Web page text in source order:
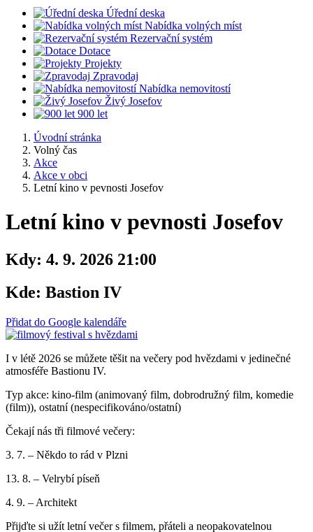
Úřední deska
Nabídka volných míst
Rezervační systém
Dotace
Projekty
Zpravodaj
Nabídka nemovitostí
Živý Josefov
900 let
Úvodní stránka
Volný čas
Akce
Akce v obci
Letní kino v pevnosti Josefov
Letní kino v pevnosti Josefov
Kdy: 4. 9. 2026 21:00
Kde: Bastion IV
Přidat do Google kalendáře
I v létě 2026 se můžete těšit na večery pod hvězdami v jedinečné
atmosféře Bastionu IV.
Typ akce: kino-film (animovaný film, dobrodružný film, komedie
(film)), ostatní (nespecifikováno/ostatní)
Čekají nás tři filmové večery:
3. 7. – Někdo to rád v Plzni
13. 8. – Velrybí píseň
4. 9. – Architekt
Přijďte si užít letní večer s filmem, přáteli a neopakovatelnou